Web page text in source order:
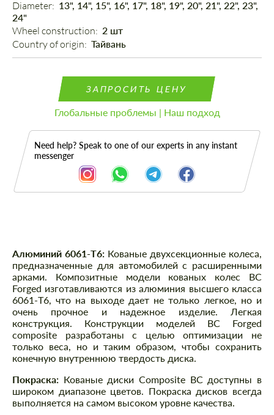
Diameter: 13", 14", 15", 16", 17", 18", 19", 20", 21", 22", 23",
24"
Wheel construction: 2 шт
Country of origin: Тайвань
ЗАПРОСИТЬ ЦЕНУ
Глобальные проблемы | Наш подход
Need help? Speak to one of our experts in any instant
messenger
Описание
Алюминий 6061-T6: Кованые двухсекционные колеса,
предназначенные для автомобилей с расширенными
арками. Композитные модели кованых колес BC
Forged изготавливаются из алюминия высшего класса
6061-T6, что на выходе дает не только легкое, но и
очень прочное и надежное изделие. Легкая
конструкция. Конструкции моделей BC Forged
composite разработаны с целью оптимизации не
только веса, но и таким образом, чтобы сохранить
конечную внутреннюю твердость диска.
Покраска: Кованые диски Composite BC доступны в
широком диапазоне цветов. Покраска дисков всегда
выполняется на самом высоком уровне качества.